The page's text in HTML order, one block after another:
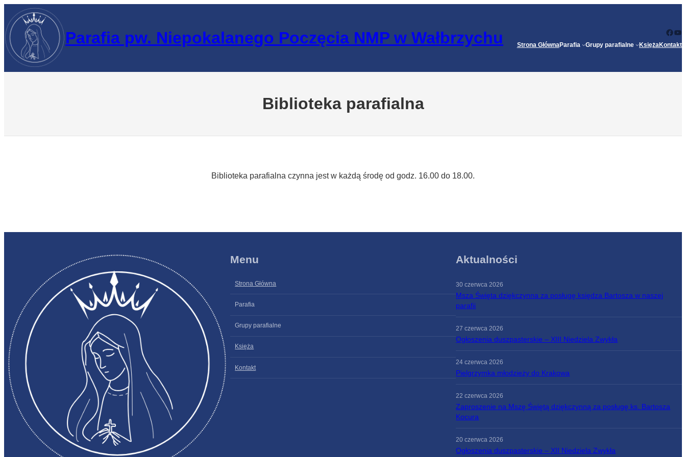
Przejdź
do
treści
Parafia pw. Niepokalanego Poczęcia NMP w Wałbrzychu Strona GłównaParafia Grupy parafialne KsiężaKontakt
Biblioteka parafialna
Biblioteka parafialna czynna jest w każdą środę od godz. 16.00 do 18.00.
Menu
Strona Główna
Parafia
Grupy parafialne
Księża
Kontakt
Aktualności
30 czerwca 2026
Msza Święta dziękczynna za posługę księdza Bartosza w naszej
parafii
27 czerwca 2026
Ogłoszenia duszpasterskie – XIII Niedziela Zwykła
24 czerwca 2026
Pielgrzymka młodzieży do Krakowa
22 czerwca 2026
Zaproszenie na Mszę Świętą dziękczynną za posługę ks. Bartosza
Kocura
20 czerwca 2026
Ogłoszenia duszpasterskie – XII Niedziela Zwykła